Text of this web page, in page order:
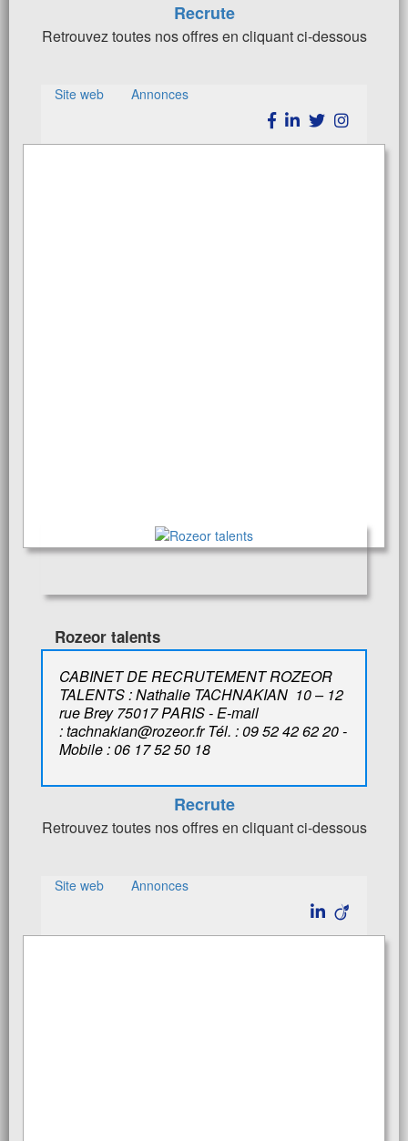
Recrute
Retrouvez toutes nos offres en cliquant ci-dessous
Site web Annonces
Rozeor talents
CABINET DE RECRUTEMENT ROZEOR
TALENTS : Nathalie TACHNAKIAN 10 – 12
rue Brey 75017 PARIS - E-mail
: tachnakian@rozeor.fr Tél. : 09 52 42 62 20 -
Mobile : 06 17 52 50 18
Recrute
Retrouvez toutes nos offres en cliquant ci-dessous
Site web Annonces